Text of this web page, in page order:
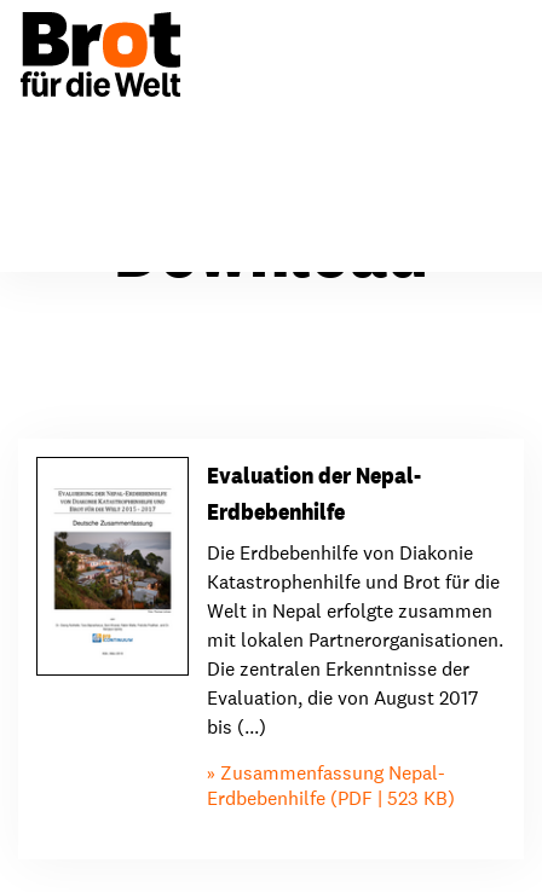
Download
Evaluation der Nepal-
Erdbebenhilfe
Die Erdbebenhilfe von Diakonie
Katastrophenhilfe und Brot für die
Welt in Nepal erfolgte zusammen
mit lokalen Partnerorganisationen.
Die zentralen Erkenntnisse der
Evaluation, die von August 2017
bis (...)
Zusammenfassung Nepal-
Erdbebenhilfe (PDF | 523 KB)